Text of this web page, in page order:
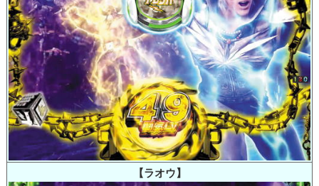
【ラオウ】